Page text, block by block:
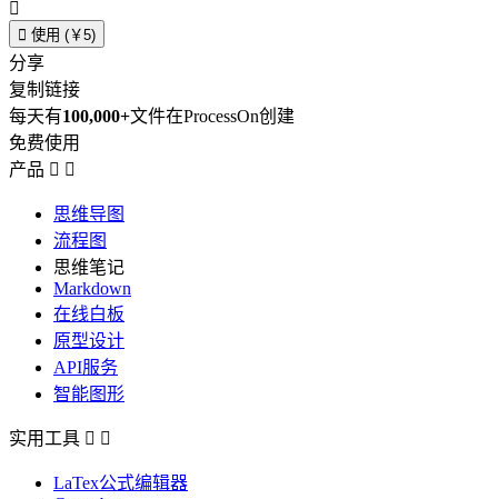

 使用 (￥5)
分享
复制链接
每天有100,000+文件在ProcessOn创建
免费使用
产品  
思维导图
流程图
思维笔记
Markdown
在线白板
原型设计
API服务
智能图形
实用工具  
LaTex公式编辑器